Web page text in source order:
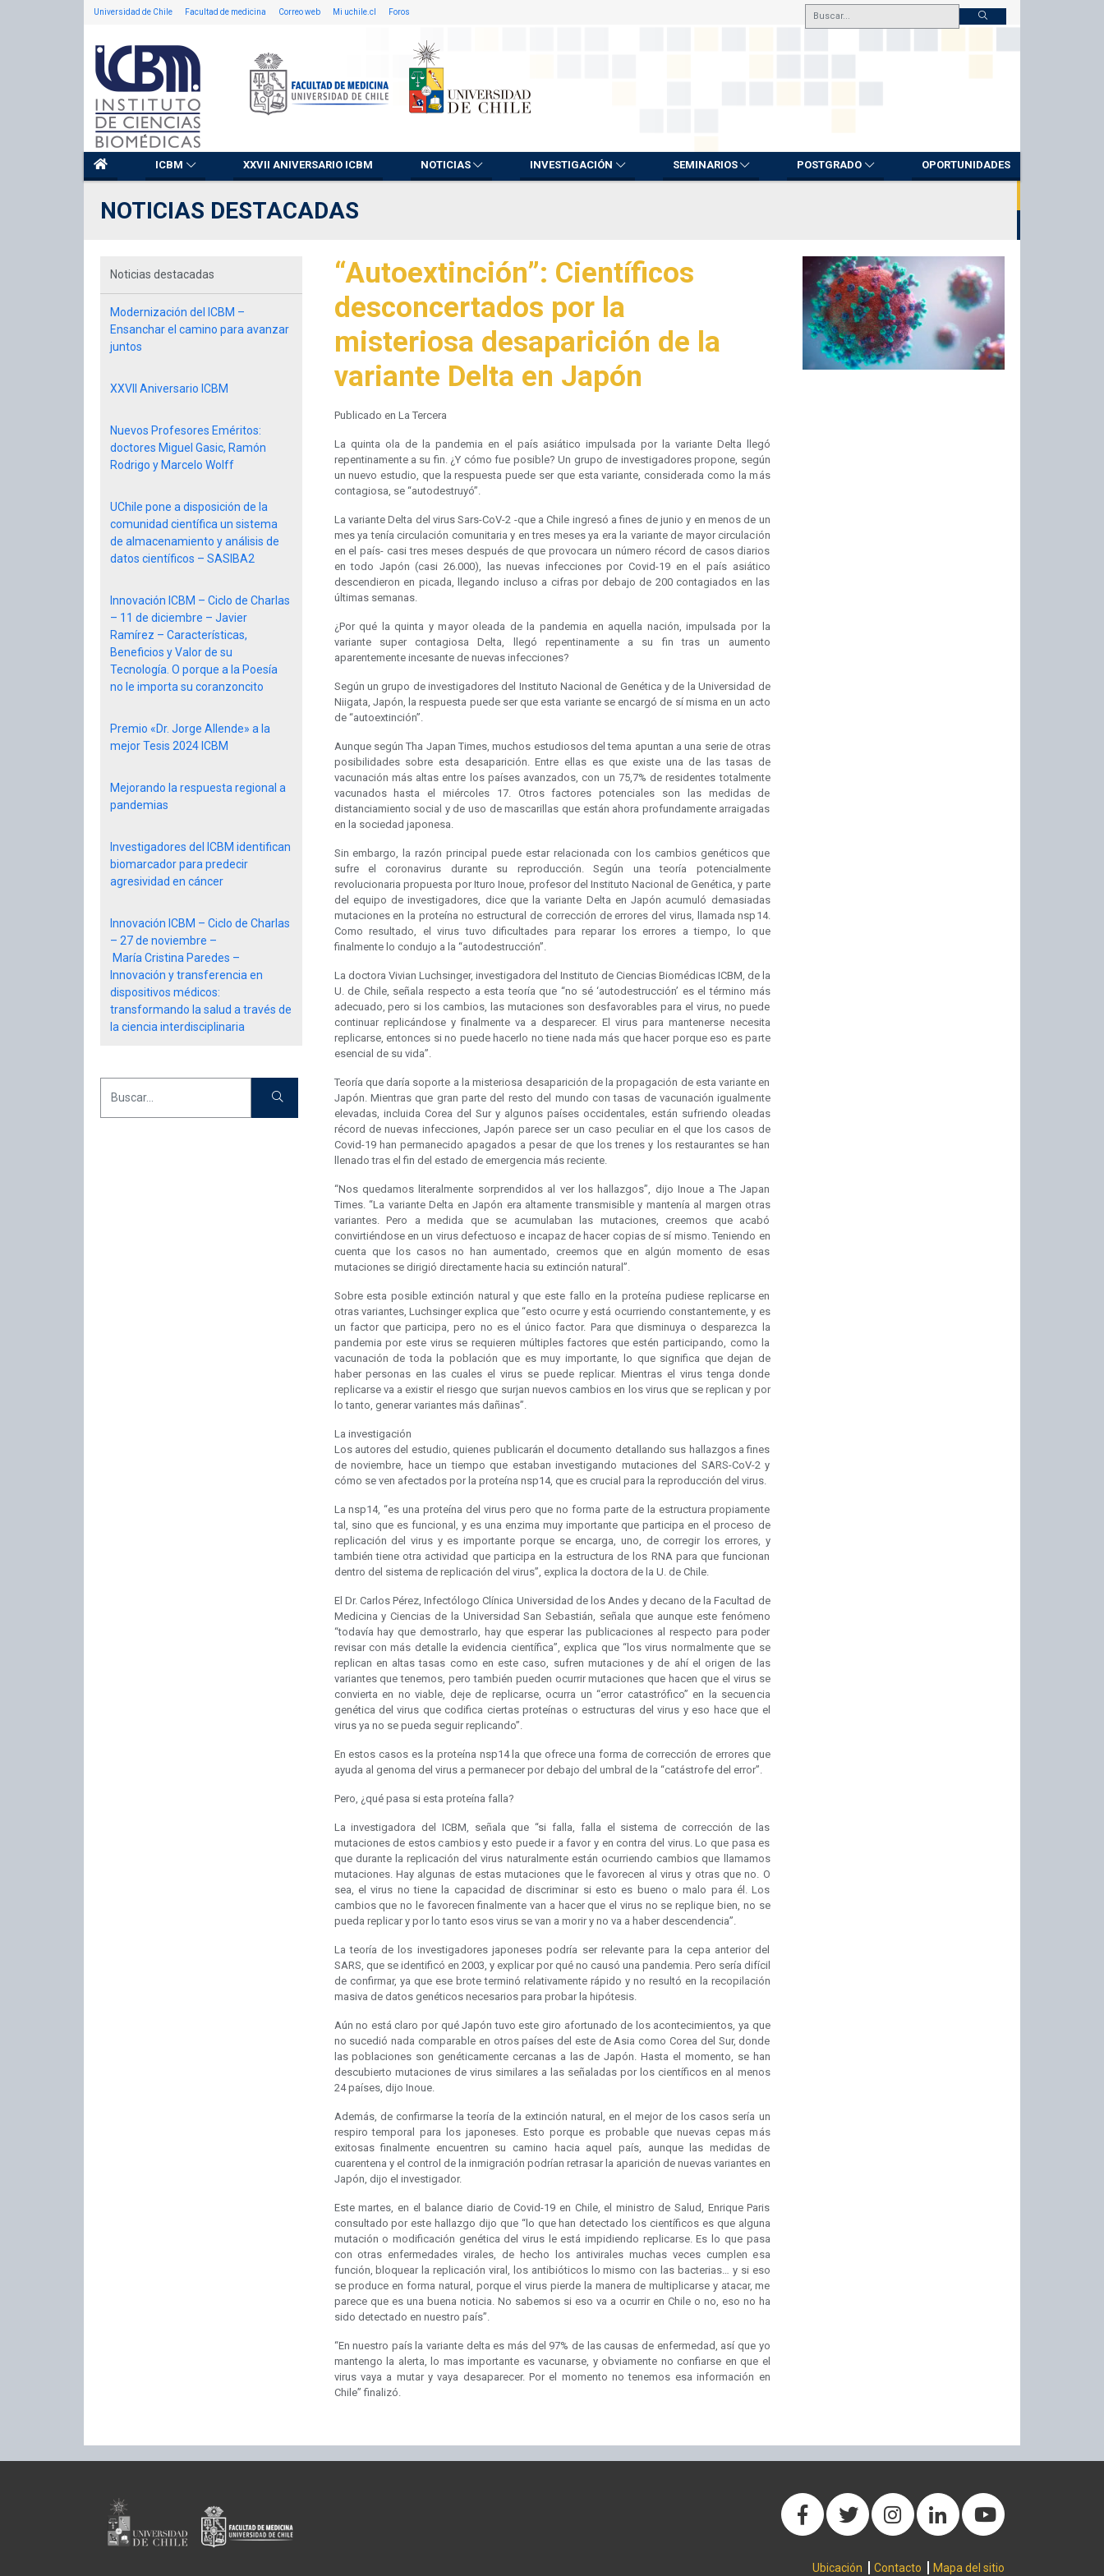
Universidad de Chile Facultad de medicina Correo web Mi uchile.cl Foros
ICBM XXVII ANIVERSARIO ICBM NOTICIAS INVESTIGACIÓN SEMINARIOS POSTGRADO OPORTUNIDADES
NOTICIAS DESTACADAS
“Autoextinción”: Científicos
desconcertados por la
misteriosa desaparición de la
variante Delta en Japón
Publicado en La Tercera
La quinta ola de la pandemia en el país asiático impulsada por la variante Delta llegó
repentinamente a su fin. ¿Y cómo fue posible? Un grupo de investigadores propone, según
un nuevo estudio, que la respuesta puede ser que esta variante, considerada como la más
contagiosa, se “autodestruyó”.
La variante Delta del virus Sars-CoV-2 -que a Chile ingresó a fines de junio y en menos de un
mes ya tenía circulación comunitaria y en tres meses ya era la variante de mayor circulación
en el país- casi tres meses después de que provocara un número récord de casos diarios
en todo Japón (casi 26.000), las nuevas infecciones por Covid-19 en el país asiático
descendieron en picada, llegando incluso a cifras por debajo de 200 contagiados en las
últimas semanas.
¿Por qué la quinta y mayor oleada de la pandemia en aquella nación, impulsada por la
variante super contagiosa Delta, llegó repentinamente a su fin tras un aumento
aparentemente incesante de nuevas infecciones?
Según un grupo de investigadores del Instituto Nacional de Genética y de la Universidad de
Niigata, Japón, la respuesta puede ser que esta variante se encargó de sí misma en un acto
de “autoextinción”.
Aunque según Tha Japan Times, muchos estudiosos del tema apuntan a una serie de otras
posibilidades sobre esta desaparición. Entre ellas es que existe una de las tasas de
vacunación más altas entre los países avanzados, con un 75,7% de residentes totalmente
vacunados hasta el miércoles 17. Otros factores potenciales son las medidas de
distanciamiento social y de uso de mascarillas que están ahora profundamente arraigadas
en la sociedad japonesa.
Sin embargo, la razón principal puede estar relacionada con los cambios genéticos que
sufre el coronavirus durante su reproducción. Según una teoría potencialmente
revolucionaria propuesta por Ituro Inoue, profesor del Instituto Nacional de Genética, y parte
del equipo de investigadores, dice que la variante Delta en Japón acumuló demasiadas
mutaciones en la proteína no estructural de corrección de errores del virus, llamada nsp14.
Como resultado, el virus tuvo dificultades para reparar los errores a tiempo, lo que
finalmente lo condujo a la “autodestrucción”.
La doctora Vivian Luchsinger, investigadora del Instituto de Ciencias Biomédicas ICBM, de la
U. de Chile, señala respecto a esta teoría que “no sé ‘autodestrucción’ es el término más
adecuado, pero si los cambios, las mutaciones son desfavorables para el virus, no puede
continuar replicándose y finalmente va a desparecer. El virus para mantenerse necesita
replicarse, entonces si no puede hacerlo no tiene nada más que hacer porque eso es parte
esencial de su vida”.
Teoría que daría soporte a la misteriosa desaparición de la propagación de esta variante en
Japón. Mientras que gran parte del resto del mundo con tasas de vacunación igualmente
elevadas, incluida Corea del Sur y algunos países occidentales, están sufriendo oleadas
récord de nuevas infecciones, Japón parece ser un caso peculiar en el que los casos de
Covid-19 han permanecido apagados a pesar de que los trenes y los restaurantes se han
llenado tras el fin del estado de emergencia más reciente.
“Nos quedamos literalmente sorprendidos al ver los hallazgos”, dijo Inoue a The Japan
Times. “La variante Delta en Japón era altamente transmisible y mantenía al margen otras
variantes. Pero a medida que se acumulaban las mutaciones, creemos que acabó
convirtiéndose en un virus defectuoso e incapaz de hacer copias de sí mismo. Teniendo en
cuenta que los casos no han aumentado, creemos que en algún momento de esas
mutaciones se dirigió directamente hacia su extinción natural”.
Sobre esta posible extinción natural y que este fallo en la proteína pudiese replicarse en
otras variantes, Luchsinger explica que “esto ocurre y está ocurriendo constantemente, y es
un factor que participa, pero no es el único factor. Para que disminuya o desparezca la
pandemia por este virus se requieren múltiples factores que estén participando, como la
vacunación de toda la población que es muy importante, lo que significa que dejan de
haber personas en las cuales el virus se puede replicar. Mientras el virus tenga donde
replicarse va a existir el riesgo que surjan nuevos cambios en los virus que se replican y por
lo tanto, generar variantes más dañinas”.
La investigación
Los autores del estudio, quienes publicarán el documento detallando sus hallazgos a fines
de noviembre, hace un tiempo que estaban investigando mutaciones del SARS-CoV-2 y
cómo se ven afectados por la proteína nsp14, que es crucial para la reproducción del virus.
La nsp14, “es una proteína del virus pero que no forma parte de la estructura propiamente
tal, sino que es funcional, y es una enzima muy importante que participa en el proceso de
replicación del virus y es importante porque se encarga, uno, de corregir los errores, y
también tiene otra actividad que participa en la estructura de los RNA para que funcionan
dentro del sistema de replicación del virus”, explica la doctora de la U. de Chile.
El Dr. Carlos Pérez, Infectólogo Clínica Universidad de los Andes y decano de la Facultad de
Medicina y Ciencias de la Universidad San Sebastián, señala que aunque este fenómeno
“todavía hay que demostrarlo, hay que esperar las publicaciones al respecto para poder
revisar con más detalle la evidencia científica”, explica que “los virus normalmente que se
replican en altas tasas como en este caso, sufren mutaciones y de ahí el origen de las
variantes que tenemos, pero también pueden ocurrir mutaciones que hacen que el virus se
convierta en no viable, deje de replicarse, ocurra un “error catastrófico” en la secuencia
genética del virus que codifica ciertas proteínas o estructuras del virus y eso hace que el
virus ya no se pueda seguir replicando”.
En estos casos es la proteína nsp14 la que ofrece una forma de corrección de errores que
ayuda al genoma del virus a permanecer por debajo del umbral de la “catástrofe del error”.
Pero, ¿qué pasa si esta proteína falla?
La investigadora del ICBM, señala que “si falla, falla el sistema de corrección de las
mutaciones de estos cambios y esto puede ir a favor y en contra del virus. Lo que pasa es
que durante la replicación del virus naturalmente están ocurriendo cambios que llamamos
mutaciones. Hay algunas de estas mutaciones que le favorecen al virus y otras que no. O
sea, el virus no tiene la capacidad de discriminar si esto es bueno o malo para él. Los
cambios que no le favorecen finalmente van a hacer que el virus no se replique bien, no se
pueda replicar y por lo tanto esos virus se van a morir y no va a haber descendencia”.
La teoría de los investigadores japoneses podría ser relevante para la cepa anterior del
SARS, que se identificó en 2003, y explicar por qué no causó una pandemia. Pero sería difícil
de confirmar, ya que ese brote terminó relativamente rápido y no resultó en la recopilación
masiva de datos genéticos necesarios para probar la hipótesis.
Aún no está claro por qué Japón tuvo este giro afortunado de los acontecimientos, ya que
no sucedió nada comparable en otros países del este de Asia como Corea del Sur, donde
las poblaciones son genéticamente cercanas a las de Japón. Hasta el momento, se han
descubierto mutaciones de virus similares a las señaladas por los científicos en al menos
24 países, dijo Inoue.
Además, de confirmarse la teoría de la extinción natural, en el mejor de los casos sería un
respiro temporal para los japoneses. Esto porque es probable que nuevas cepas más
exitosas finalmente encuentren su camino hacia aquel país, aunque las medidas de
cuarentena y el control de la inmigración podrían retrasar la aparición de nuevas variantes en
Japón, dijo el investigador.
Este martes, en el balance diario de Covid-19 en Chile, el ministro de Salud, Enrique Paris
consultado por este hallazgo dijo que “lo que han detectado los científicos es que alguna
mutación o modificación genética del virus le está impidiendo replicarse. Es lo que pasa
con otras enfermedades virales, de hecho los antivirales muchas veces cumplen esa
función, bloquear la replicación viral, los antibióticos lo mismo con las bacterias… y si eso
se produce en forma natural, porque el virus pierde la manera de multiplicarse y atacar, me
parece que es una buena noticia. No sabemos si eso va a ocurrir en Chile o no, eso no ha
sido detectado en nuestro país”.
“En nuestro país la variante delta es más del 97% de las causas de enfermedad, así que yo
mantengo la alerta, lo mas importante es vacunarse, y obviamente no confiarse en que el
virus vaya a mutar y vaya desaparecer. Por el momento no tenemos esa información en
Chile” finalizó.
Noticias destacadas
Modernización del ICBM –
Ensanchar el camino para avanzar
juntos
XXVII Aniversario ICBM
Nuevos Profesores Eméritos:
doctores Miguel Gasic, Ramón
Rodrigo y Marcelo Wolff
UChile pone a disposición de la
comunidad científica un sistema
de almacenamiento y análisis de
datos científicos – SASIBA2
Innovación ICBM – Ciclo de Charlas
– 11 de diciembre – Javier
Ramírez – Características,
Beneficios y Valor de su
Tecnología. O porque a la Poesía
no le importa su coranzoncito
Premio «Dr. Jorge Allende» a la
mejor Tesis 2024 ICBM
Mejorando la respuesta regional a
pandemias
Investigadores del ICBM identifican
biomarcador para predecir
agresividad en cáncer
Innovación ICBM – Ciclo de Charlas
– 27 de noviembre –
María Cristina Paredes –
Innovación y transferencia en
dispositivos médicos:
transformando la salud a través de
la ciencia interdisciplinaria
Ubicación Contacto Mapa del sitio